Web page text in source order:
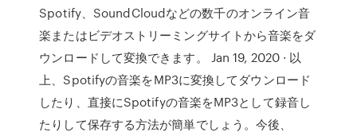
Spotify、SoundCloudなどの数千のオンライン音
楽またはビデオストリーミングサイトから音楽をダ
ウンロードして変換できます。 Jan 19, 2020 · 以
上、Spotifyの音楽をMP3に変換してダウンロード
したり、直接にSpotifyの音楽をMP3として録音し
たりして保存する方法が簡単でしょう。今後、